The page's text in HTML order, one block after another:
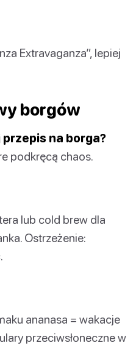
Extravaganza”, lepiej
borgów
na borga?
podkręcą chaos.
lub cold brew dla
Ostrzeżenie:
ananasa = wakacje
przeciwsłoneczne w